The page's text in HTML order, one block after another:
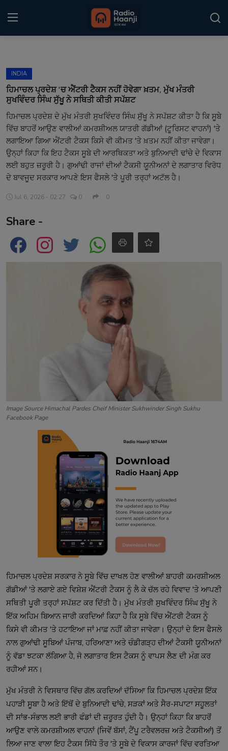
Home
Punjabi Podcast
Kitaab Kahani
Gallery
Sponsors
Matrimonial
Event
Contact
INDIA
ਹਿਮਾਚਲ ਪ੍ਰਦੇਸ਼ 'ਚ ਐਂਟਰੀ ਟੈਕਸ ਨਹੀਂ ਹੋਵੇਗਾ ਖ਼ਤਮ, ਮੁੱਖ ਮੰਤਰੀ
ਸੁਖਵਿੰਦਰ ਸਿੰਘ ਸੁੱਖੂ ਨੇ ਸਥਿਤੀ ਕੀਤੀ ਸਪੱਸ਼ਟ
ਹਿਮਾਚਲ ਪ੍ਰਦੇਸ਼ ਦੇ ਮੁੱਖ ਮੰਤਰੀ ਸੁਖਵਿੰਦਰ ਸਿੰਘ ਸੁੱਖੂ ਨੇ ਸਪੱਸ਼ਟ ਕੀਤਾ ਹੈ ਕਿ ਸੂਬੇ
ਵਿੱਚ ਬਾਹਰੋਂ ਆਉਣ ਵਾਲੀਆਂ ਕਮਰਸ਼ੀਅਲ ਯਾਤਰੀ ਗੱਡੀਆਂ (ਟੂਰਿਸਟ ਵਾਹਨਾਂ) 'ਤੇ
ਲਗਾਇਆ ਗਿਆ ਐਂਟਰੀ ਟੈਕਸ ਕਿਸੇ ਵੀ ਕੀਮਤ 'ਤੇ ਖ਼ਤਮ ਨਹੀਂ ਕੀਤਾ ਜਾਵੇਗਾ।
ਉਨ੍ਹਾਂ ਕਿਹਾ ਕਿ ਇਹ ਟੈਕਸ ਸੂਬੇ ਦੀ ਆਰਥਿਕਤਾ ਅਤੇ ਬੁਨਿਆਦੀ ਢਾਂਚੇ ਦੇ ਵਿਕਾਸ
ਲਈ ਬਹੁਤ ਜ਼ਰੂਰੀ ਹੈ। ਗੁਆਂਢੀ ਰਾਜਾਂ ਦੀਆਂ ਟੈਕਸੀ ਯੂਨੀਅਨਾਂ ਦੇ ਲਗਾਤਾਰ ਵਿਰੋਧ
ਦੇ ਬਾਵਜੂਦ ਸਰਕਾਰ ਆਪਣੇ ਇਸ ਫੈਸਲੇ 'ਤੇ ਪੂਰੀ ਤਰ੍ਹਾਂ ਅਟੱਲ ਹੈ।
Jul 6, 2026 - 02:27 0 0
Share -
Image Source Himachal Pardes Cheif Minister Sukhwinder Singh Sukhu
Facebook Page
ਹਿਮਾਚਲ ਪ੍ਰਦੇਸ਼ ਸਰਕਾਰ ਨੇ ਸੂਬੇ ਵਿੱਚ ਦਾਖਲ ਹੋਣ ਵਾਲੀਆਂ ਬਾਹਰੀ ਕਮਰਸ਼ੀਅਲ
ਗੱਡੀਆਂ 'ਤੇ ਲਗਾਏ ਗਏ ਵਿਸ਼ੇਸ਼ ਐਂਟਰੀ ਟੈਕਸ ਨੂੰ ਲੈ ਕੇ ਚੱਲ ਰਹੇ ਵਿਵਾਦ 'ਤੇ ਆਪਣੀ
ਸਥਿਤੀ ਪੂਰੀ ਤਰ੍ਹਾਂ ਸਪੱਸ਼ਟ ਕਰ ਦਿੱਤੀ ਹੈ। ਮੁੱਖ ਮੰਤਰੀ ਸੁਖਵਿੰਦਰ ਸਿੰਘ ਸੁੱਖੂ ਨੇ
ਇੱਕ ਅਹਿਮ ਬਿਆਨ ਜਾਰੀ ਕਰਦਿਆਂ ਕਿਹਾ ਹੈ ਕਿ ਸੂਬੇ ਵਿੱਚ ਐਂਟਰੀ ਟੈਕਸ ਨੂੰ
ਕਿਸੇ ਵੀ ਕੀਮਤ 'ਤੇ ਹਟਾਇਆ ਜਾਂ ਮਾਫ਼ ਨਹੀਂ ਕੀਤਾ ਜਾਵੇਗਾ। ਉਨ੍ਹਾਂ ਦੇ ਇਸ ਫੈਸਲੇ
ਨਾਲ ਗੁਆਂਢੀ ਸੂਬਿਆਂ ਪੰਜਾਬ, ਹਰਿਆਣਾ ਅਤੇ ਚੰਡੀਗੜ੍ਹ ਦੀਆਂ ਟੈਕਸੀ ਯੂਨੀਅਨਾਂ
ਨੂੰ ਵੱਡਾ ਝਟਕਾ ਲੱਗਿਆ ਹੈ, ਜੋ ਲਗਾਤਾਰ ਇਸ ਟੈਕਸ ਨੂੰ ਵਾਪਸ ਲੈਣ ਦੀ ਮੰਗ ਕਰ
ਰਹੀਆਂ ਸਨ।
ਮੁੱਖ ਮੰਤਰੀ ਨੇ ਵਿਸਥਾਰ ਵਿੱਚ ਗੱਲ ਕਰਦਿਆਂ ਦੱਸਿਆ ਕਿ ਹਿਮਾਚਲ ਪ੍ਰਦੇਸ਼ ਇੱਕ
ਪਹਾੜੀ ਸੂਬਾ ਹੈ ਅਤੇ ਇੱਥੋਂ ਦੇ ਬੁਨਿਆਦੀ ਢਾਂਚੇ, ਸੜਕਾਂ ਅਤੇ ਸੈਰ-ਸਪਾਟਾ ਸਹੂਲਤਾਂ
ਦੀ ਸਾਂਭ-ਸੰਭਾਲ ਲਈ ਭਾਰੀ ਫੰਡਾਂ ਦੀ ਜ਼ਰੂਰਤ ਹੁੰਦੀ ਹੈ। ਉਨ੍ਹਾਂ ਕਿਹਾ ਕਿ ਬਾਹਰੋਂ
ਆਉਣ ਵਾਲੇ ਕਮਰਸ਼ੀਅਲ ਵਾਹਨਾਂ (ਜਿਵੇਂ ਬੱਸਾਂ, ਟੈਂਪੂ ਟਰੈਵਲਰਜ਼ ਅਤੇ ਟੈਕਸੀਆਂ) ਤੋਂ
ਲਿਆ ਜਾਣ ਵਾਲਾ ਇਹ ਟੈਕਸ ਸਿੱਧੇ ਤੌਰ 'ਤੇ ਸੂਬੇ ਦੇ ਵਿਕਾਸ ਕਾਰਜਾਂ ਵਿੱਚ ਵਰਤਿਆ